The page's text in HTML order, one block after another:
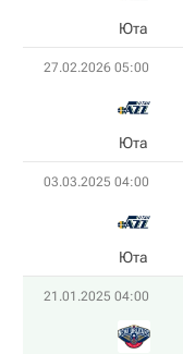
Юта
27.02.2026 05:00
Юта
03.03.2025 04:00
Юта
21.01.2025 04:00